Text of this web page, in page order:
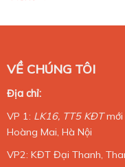
VỀ CHÚNG TÔI
Địa chỉ:
VP 1: LK16, TT5 KĐT
Hoàng Mai, Hà Nội
VP2: KĐT Đại Thanh,